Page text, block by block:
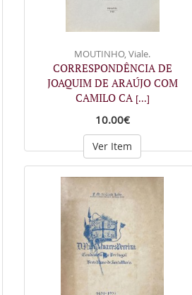
MOUTINHO, Viale.
CORRESPONDÊNCIA DE
JOAQUIM DE ARAÚJO COM
CAMILO CA [...]
10.00€
Ver Item